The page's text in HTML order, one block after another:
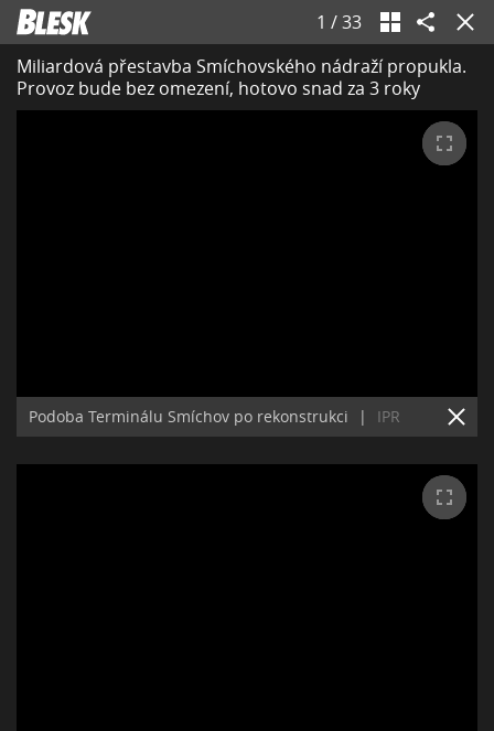
1 /33
Miliardová přestavba Smíchovského nádraží propukla.
Provoz bude bez omezení, hotovo snad za 3 roky
Podoba Terminálu Smíchov po rekonstrukci | IPR